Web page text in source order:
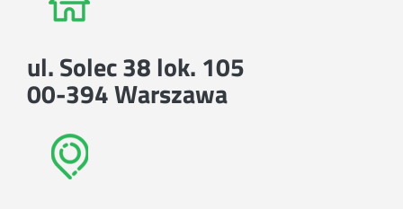
ul. Solec 38 lok. 105
00-394 Warszawa